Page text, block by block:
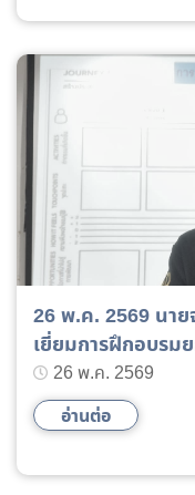
26 พ.ค. 2569 นา
เยี่ยมการฝึกอบรม
วางแผนธุรกิจ รุ่นที่ 1
26 พ.ค. 2569
อ่านต่อ